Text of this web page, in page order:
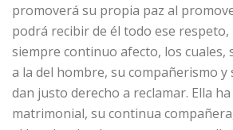
promoverá su propia paz al
podrá recibir de él todo ese
siempre continuo afecto, los cuales,
a la del hombre, su compañerismo y
dan justo derecho a reclamar. Ella
matrimonial, su continua